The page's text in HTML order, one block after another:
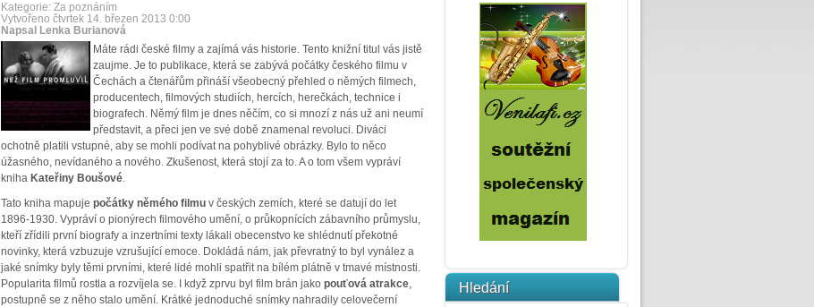
Kategorie: Za poznáním
Vytvořeno čtvrtek 14. březen 2013 0:00
Napsal Lenka Burianová
Máte rádi české filmy a zajímá vás historie. Tento knižní titul vás jistě
zaujme. Je to publikace, která se zabývá počátky českého filmu v
Čechách a čtenářům přináší všeobecný přehled o němých filmech,
producentech, filmových studiích, hercích, herečkách, technice i
biografech. Němý film je dnes něčím, co si mnozí z nás už ani neumí
představit, a přeci jen ve své době znamenal revoluci. Diváci
ochotně platili vstupné, aby se mohli podívat na pohyblivé obrázky. Bylo to něco
úžasného, nevídaného a nového. Zkušenost, která stojí za to. A o tom všem vypráví
kniha Kateřiny Boušové.
Tato kniha mapuje počátky němého filmuv českých zemích, které se datují do let
1896-1930. Vypráví o pionýrech filmového umění, o průkopnících zábavního průmyslu,
kteří zřídili první biografy a inzertními texty lákali obecenstvo ke shlédnutí překotné
novinky, která vzbuzuje vzrušující emoce. Dokládá nám, jak převratný to byl vynález a
jaké snímky byly těmi prvními, které lidé mohli spatřit na bílém plátně v tmavé místnosti.
Popularita filmů rostla a rozvíjela se. I když zprvu byl film brán jako pouťová atrakce,
postupně se z něho stalo umění. Krátké jednoduché snímky nahradily celovečerní
Hledání